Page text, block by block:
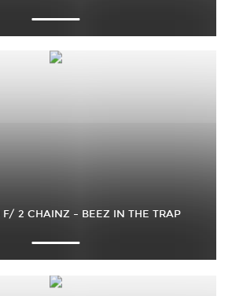
2 CHAINZ – BEEZ IN THE TRAP